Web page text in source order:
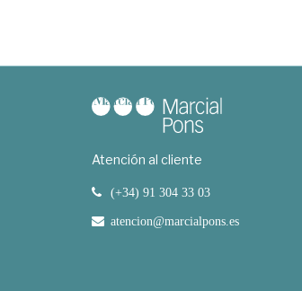
Atención al cliente
(+34) 91 304 33 03
atencion@marcialpons.es